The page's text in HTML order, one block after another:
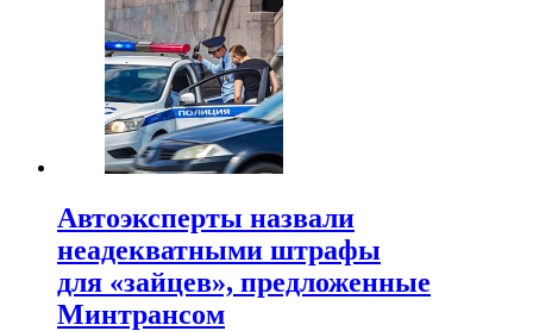
Автоэксперты назвали
неадекватными штрафы
для «зайцев», предложенные
Минтрансом